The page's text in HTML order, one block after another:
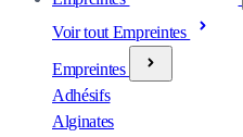
Voir tout Empreintes
Empreintes
Adhésifs
Alginates